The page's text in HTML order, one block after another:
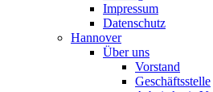
Impressum
Datenschutz
Hannover
Über uns
Vorstand
Geschäftsstelle